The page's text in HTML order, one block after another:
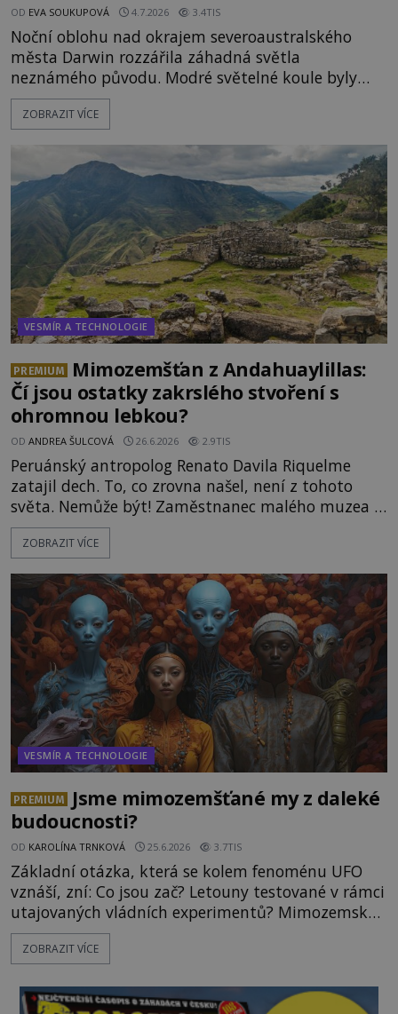
OD EVA SOUKUPOVÁ 4.7.2026 3.4TIS
Noční oblohu nad okrajem severoaustralského
města Darwin rozzářila záhadná světla
neznámého původu. Modré světelné koule byly
viditelné nejméně dvacet minut, během nichž se
opakovaně objevovaly a zase mizely. Svědek, který
mohlo jít o návštěvu ze světa duchů. Záhadný
záznam okamžitě rozpoutal deb
ZOBRAZIT VÍCE
VESMÍR A TECHNOLOGIE
PREMIUM
Mimozemšťan z Andahuaylillas:
Čí jsou ostatky zakrslého stvoření s
ohromnou lebkou?
OD ANDREA ŠULCOVÁ 26.6.2026 2.9TIS
Peruánský antropolog Renato Davila Riquelme
zatajil dech. To, co zrovna našel, není z tohoto
světa. Nemůže být! Zaměstnanec malého muzea v
peruánském městečku Andahuaylillas nedaleko
legendárního Cuzca pomalu sestupuje z posvátné
Právě nalezl ostatky dvou mimozemšťanů! Vědci
nad nálezem kroutí hlavou. Už na
ZOBRAZIT VÍCE
VESMÍR A TECHNOLOGIE
PREMIUM
Jsme mimozemšťané my z daleké
budoucnosti?
OD KAROLÍNA TRNKOVÁ 25.6.2026 3.7TIS
Základní otázka, která se kolem fenoménu UFO
vznáší, zní: Co jsou zač? Letouny testované v rámci
utajovaných vládních experimentů? Mimozemské
vesmírné lodě plnící na Zemi nám neznámý úkol?
Skokani mezi dimenzemi, putující po mostech
možnostech již desítky let vzrušeně diskutují
ZOBRAZIT VÍCE